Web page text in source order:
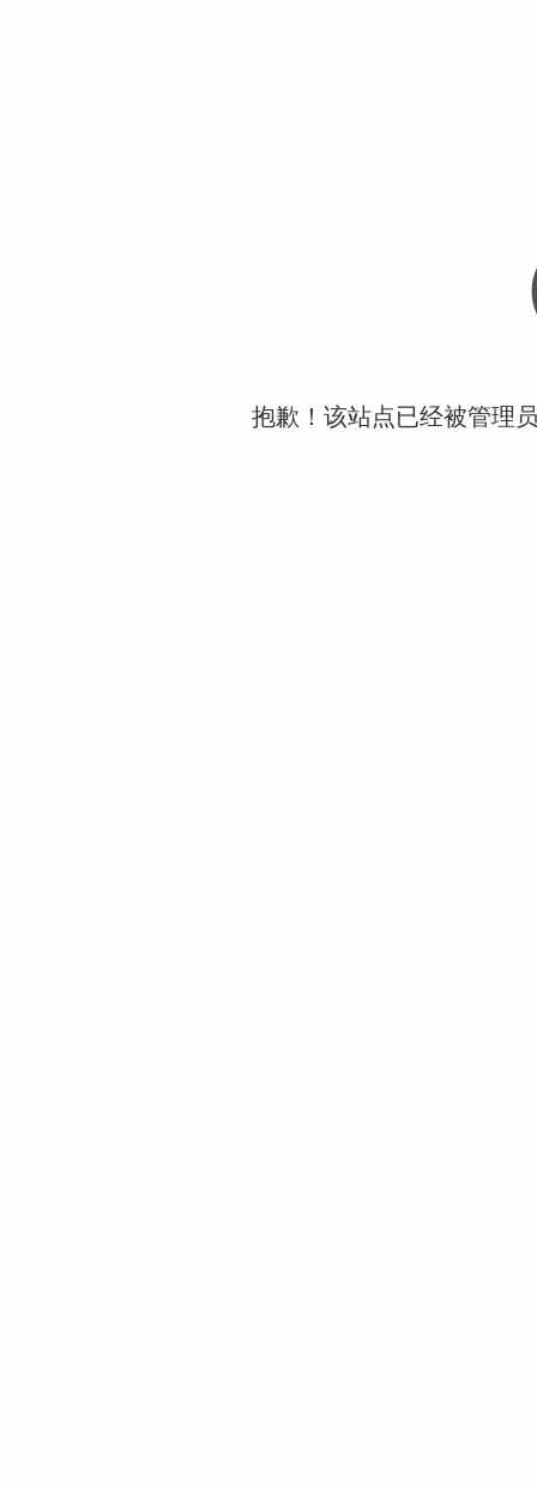
抱歉！该站点已经被管理